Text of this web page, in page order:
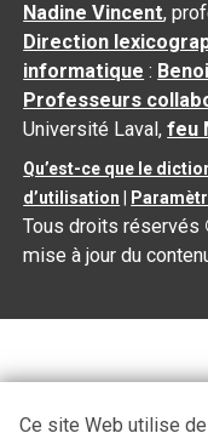
Nadine Vincent,
Direction
informatique :
Professeurs
Université Laval,feu
Qu’est-ce que le
d’utilisation
Tous droits réservés
mise à jour du
Ce site Web utilise